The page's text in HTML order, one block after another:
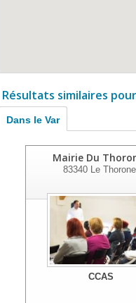
Résultats similaires
Dans le Var
Mairie Du
83340Le
CCAS